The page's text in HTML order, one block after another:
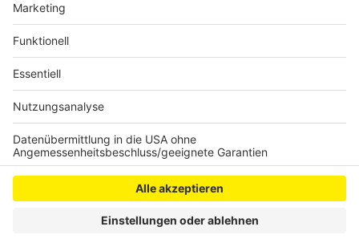
Anzeige
Anzeige